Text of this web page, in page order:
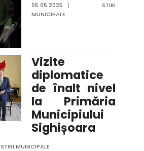
05.05.2025 |
STIRI
MUNICIPALE
Vizite
diplomatice
de înalt nivel
la Primăria
Municipiului
Sighișoara
STIRI MUNICIPALE